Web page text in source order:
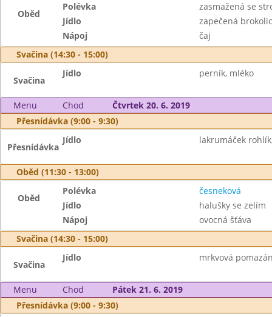
Oběd
Polévka
zasmažená se
Jídlo
zapečená
Nápoj
čaj
Svačina (14:30 - 15:00)
Svačina
Jídlo perník, mléko
Menu Chod
Čtvrtek 20. 6. 2019
Přesnídávka (9:00 - 9:30)
Přesnídávka
Jídlo lakrumáček
Oběd (11:30 - 13:00)
Oběd
Polévka
česneková
Jídlo
halušky se zelím
Nápoj
ovocná šťáva
Svačina (14:30 - 15:00)
Svačina
Jídlo mrkvová
Menu Chod
Pátek 21. 6. 2019
Přesnídávka (9:00 - 9:30)